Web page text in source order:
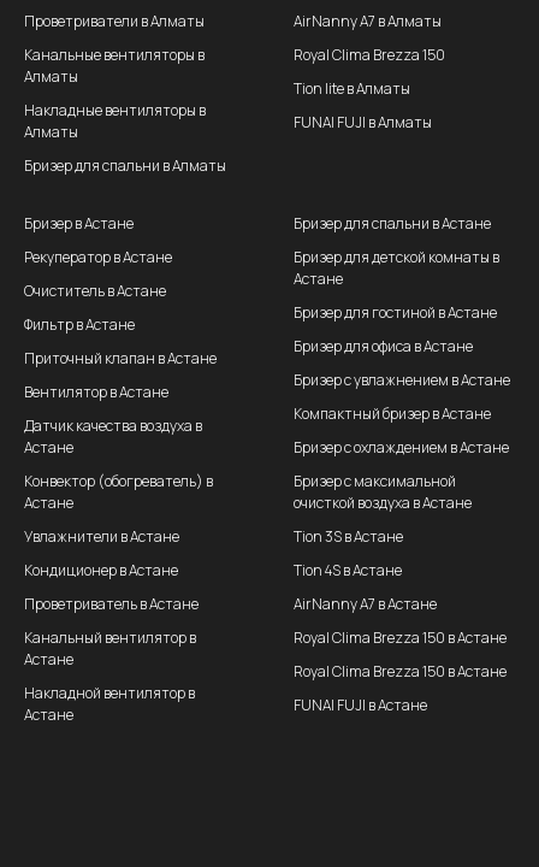
Проветриватели в Алматы
Канальные вентиляторы в
Алматы
Накладные вентиляторы в
Алматы
Бризер для спальни в Алматы
AirNanny A7 в Алматы
Royal Clima Brezza 150
Tion lite в Алматы
FUNAI FUJI в Алматы
Бризер в Астане
Рекуператор в Астане
Очиститель в Астане
Фильтр в Астане
Приточный клапан в Астане
Вентилятор в Астане
Датчик качества воздуха в
Астане
Конвектор (обогреватель) в
Астане
Увлажнители в Астане
Кондиционер в Астане
Проветриватель в Астане
Канальный вентилятор в
Астане
Накладной вентилятор в
Астане
Бризер для спальни в Астане
Бризер для детской комнаты в
Астане
Бризер для гостиной в Астане
Бризер для офиса в Астане
Бризер с увлажнением в Астане
Компактный бризер в Астане
Бризер с охлаждением в Астане
Бризер с максимальной
очисткой воздуха в Астане
Tion 3S в Астане
Tion 4S в Астане
AirNanny A7 в Астане
Royal Clima Brezza 150 в Астане
Royal Clima Brezza 150 в Астане
FUNAI FUJI в Астане